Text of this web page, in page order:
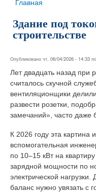
Вы здесь
Главная
Здание под
строительстве
Опубликовано чт, 06/04/2026 - 14:33
Лет двадцать назад при
считалось скучной
вентиляционщики
развести розетки,
замечаний», часто даже
К 2026 году эта
вспомогательная
по 10–15 кВт на
зарядной мощности по
электрической
баланс нужно увязать с